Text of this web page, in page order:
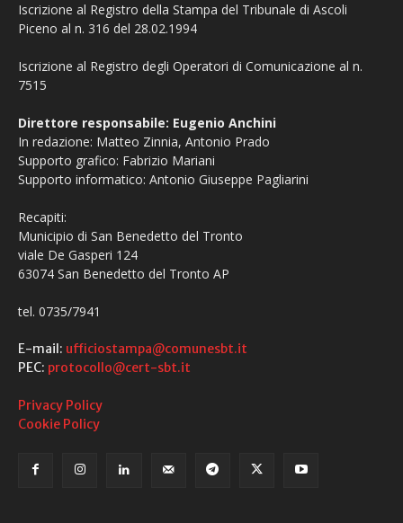
Iscrizione al Registro della Stampa del Tribunale di Ascoli
Piceno al n. 316 del 28.02.1994
Iscrizione al Registro degli Operatori di Comunicazione al n.
7515
Direttore responsabile: Eugenio Anchini
In redazione: Matteo Zinnia, Antonio Prado
Supporto grafico: Fabrizio Mariani
Supporto informatico: Antonio Giuseppe Pagliarini
Recapiti:
Municipio di San Benedetto del Tronto
viale De Gasperi 124
63074 San Benedetto del Tronto AP
tel. 0735/7941
E-mail: ufficiostampa@comunesbt.it
PEC: protocollo@cert-sbt.it
Privacy Policy
Cookie Policy